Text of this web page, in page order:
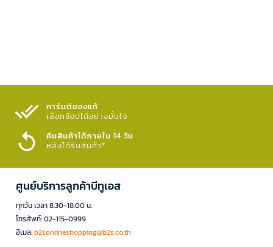
การันตีของแท้
เลือกช้อปได้อย่างมั่นใจ​
คืนสินค้าได้ภายใน 14 วัน
หลังได้รับสินค้า*
ศูนย์บริการลูกค้าบีทูเอส
ทุกวัน เวลา 8.30-18.00 น.
โทรศัพท์: 02-115-0999
อีเมล:b2sonlineshopping@b2s.co.th